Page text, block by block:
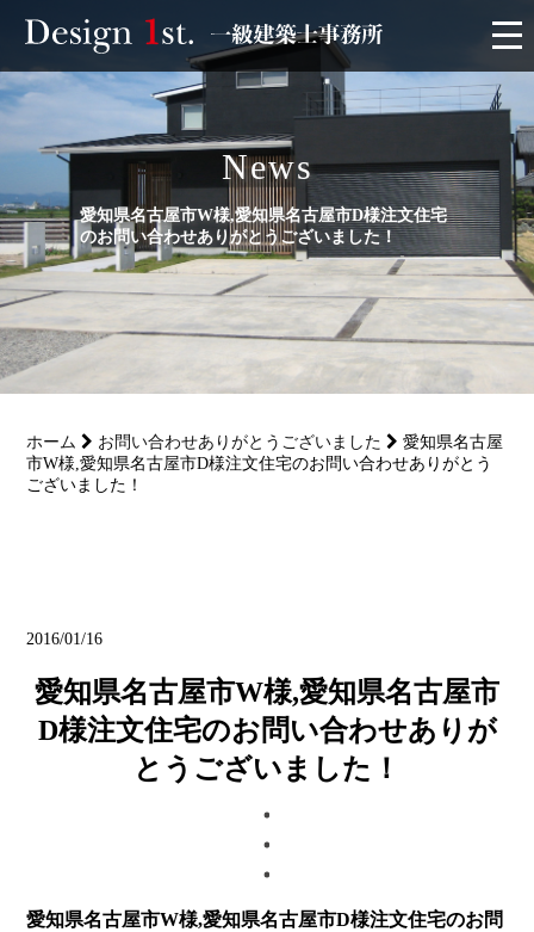
モニター
施工実績・施工事例
リフォーム
サービス
News
愛知県名古屋市W様,愛知県名古屋市D様注文住宅
のお問い合わせありがとうございました！
ホーム お問い合わせありがとうございました
愛知県名古屋
市W様,愛知県名古屋市D様注文住宅のお問い合わせありがとう
ございました！
2016/01/16
愛知県名古屋市W様,愛知県名古屋市
D様注文住宅のお問い合わせありが
とうございました！
愛知県名古屋市W様,愛知県名古屋市D様注文住宅のお問